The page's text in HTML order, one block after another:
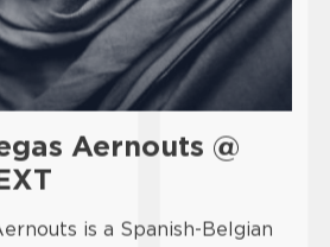
Aernouts @
is a Spanish-Belgian